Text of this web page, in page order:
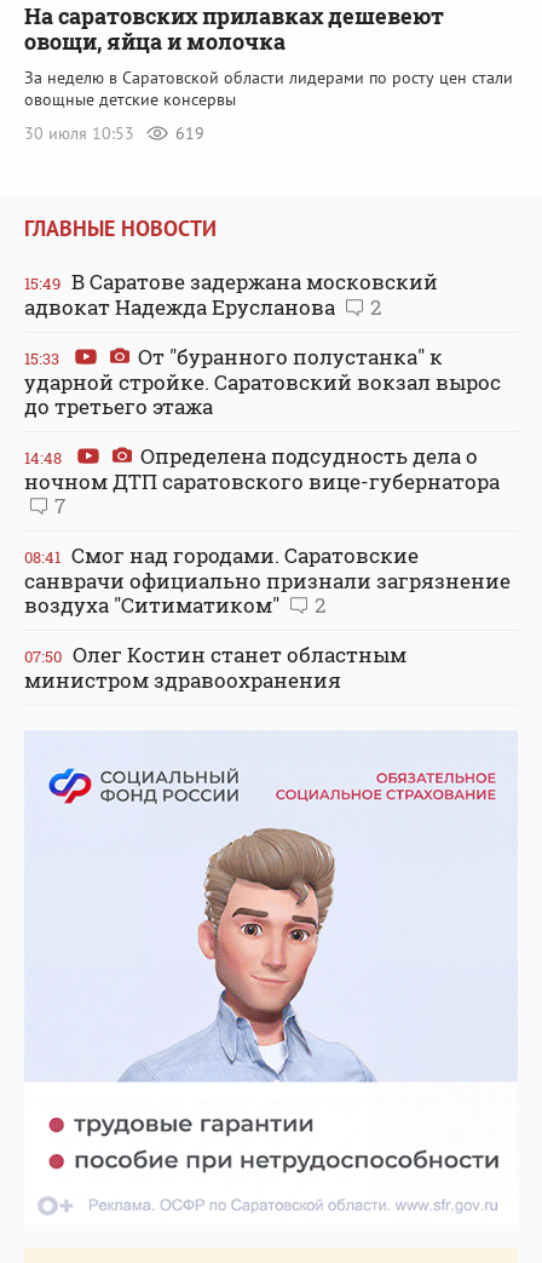
На саратовских прилавках дешевеют
овощи, яйца и молочка
За неделю в Саратовской области лидерами по росту цен стали
овощные детские консервы
30 июля 10:53
619
ГЛАВНЫЕ НОВОСТИ
15:49 В Саратове задержана московский
адвокат Надежда Ерусланова
2
15:33
От "буранного полустанка" к
ударной стройке. Саратовский вокзал вырос
до третьего этажа
14:48
Определена подсудность дела о
ночном ДТП саратовского вице-губернатора
7
08:41 Смог над городами. Саратовские
санврачи официально признали загрязнение
воздуха "Ситиматиком"
2
07:50 Олег Костин станет областным
министром здравоохранения